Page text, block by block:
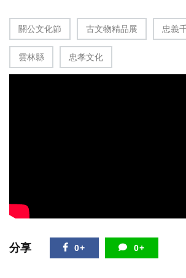
關公文化節 古文物精品展 忠義
雲林縣 忠孝文化
分享 0+ 0+